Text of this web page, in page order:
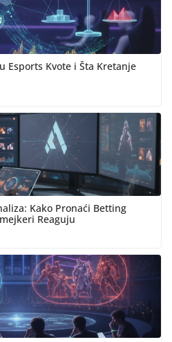
Esports Kvote i Šta Kretanje
Kako Pronaći Betting
Reaguju